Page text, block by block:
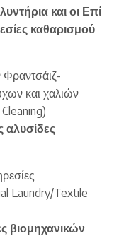
και οι Επί
καθαρισμού
Φραντσάιζ-
και χαλιών
αλυσίδες
Laundry/Textile
βιομηχανικών